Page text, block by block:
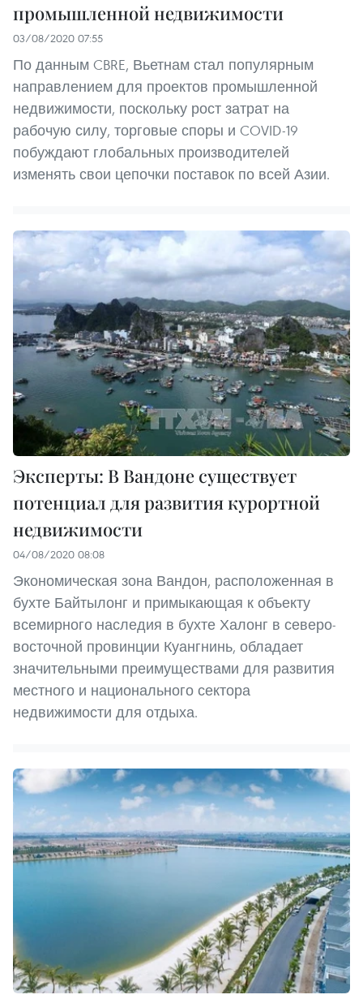
промышленной недвижимости
03/08/2020 07:55
По данным CBRE, Вьетнам стал популярным
направлением для проектов промышленной
недвижимости, поскольку рост затрат на
рабочую силу, торговые споры и COVID-19
побуждают глобальных производителей
изменять свои цепочки поставок по всей Азии.
Эксперты: В Вандоне существует
потенциал для развития курортной
недвижимости
04/08/2020 08:08
Экономическая зона Вандон, расположенная в
бухте Байтылонг и примыкающая к объекту
всемирного наследия в бухте Халонг в северо-
восточной провинции Куангнинь, обладает
значительными преимуществами для развития
местного и национального сектора
недвижимости для отдыха.